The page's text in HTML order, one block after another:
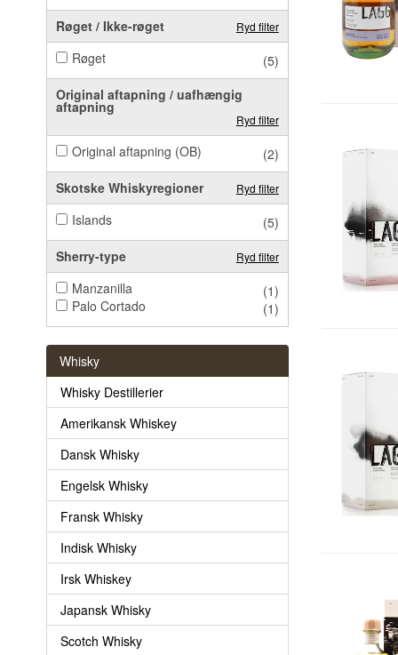
Røget / Ikke-røget
Ryd filter
Røget
(5)
Original aftapning / uafhængig
aftapning
Ryd filter
Original aftapning (OB)
(2)
Skotske Whiskyregioner
Ryd filter
Islands
(5)
Sherry-type
Ryd filter
Manzanilla
(1)
Palo Cortado
(1)
Whisky
Whisky Destillerier
Amerikansk Whiskey
Dansk Whisky
Engelsk Whisky
Fransk Whisky
Indisk Whisky
Irsk Whiskey
Japansk Whisky
Scotch Whisky